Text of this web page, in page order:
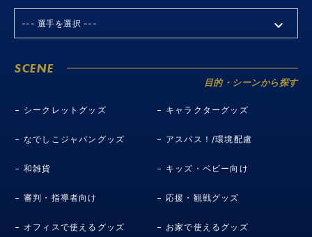
SCENE
目的・シーンから探す
シークレットグッズ キャラクターグッズ
なでしこジャパングッズ アスパス！/環境配慮
和雑貨 キッズ・ベビー向け
審判・指導者向け 応援・観戦グッズ
オフィスで使えるグッズ お家で使えるグッズ